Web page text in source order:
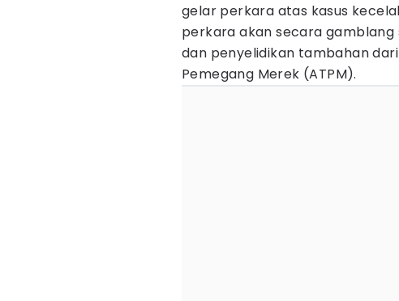
gelar perkara atas kasus
perkara akan secara gamblang
dan penyelidikan tambahan
Pemegang Merek (ATPM).